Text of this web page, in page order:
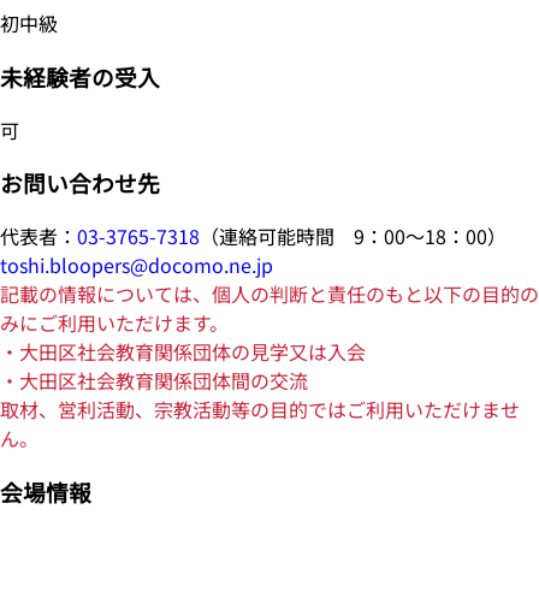
初中級
未経験者の受入
可
お問い合わせ先
代表者： 03-3765-7318 （連絡可能時間 9：00～18：00）
toshi.bloopers@docomo.ne.jp
記載の情報については、個人の判断と責任のもと以下の目的の
みにご利用いただけます。
・大田区社会教育関係団体の見学又は入会
・大田区社会教育関係団体間の交流
取材、営利活動、宗教活動等の目的ではご利用いただけませ
ん。
会場情報